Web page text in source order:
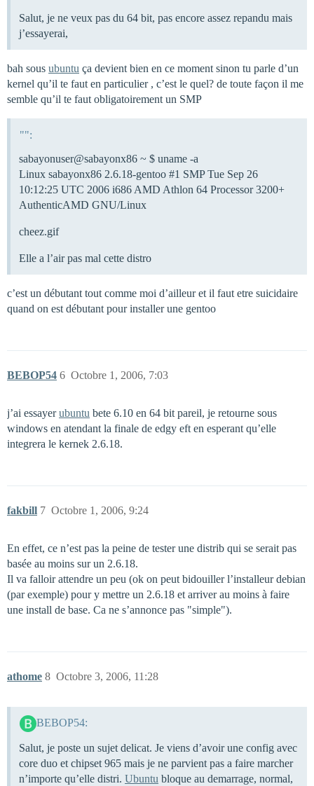
Salut, je ne veux pas du 64 bit, pas encore assez repandu mais
j’essayerai,
bah sous ubuntu ça devient bien en ce moment sinon tu parle d’un
kernel qu’il te faut en particulier , c’est le quel? de toute façon il me
semble qu’il te faut obligatoirement un SMP
"":
sabayonuser@sabayonx86 ~ $ uname -a
Linux sabayonx86 2.6.18-gentoo #1 SMP Tue Sep 26
10:12:25 UTC 2006 i686 AMD Athlon 64 Processor 3200+
AuthenticAMD GNU/Linux
cheez.gif
Elle a l’air pas mal cette distro
c’est un débutant tout comme moi d’ailleur et il faut etre suicidaire
quand on est débutant pour installer une gentoo
BEBOP54 Octobre 1, 2006, 7:03
6
j’ai essayerubuntu bete 6.10 en 64 bit pareil, je retourne sous
windows en atendant la finale de edgy eft en esperant qu’elle
integrera le kernek 2.6.18.
fakbill Octobre 1, 2006, 9:24
7
En effet, ce n’est pas la peine de tester une distrib qui se serait pas
basée au moins sur un 2.6.18.
Il va falloir attendre un peu (ok on peut bidouiller l’installeur debian
(par exemple) pour y mettre un 2.6.18 et arriver au moins à faire
une install de base. Ca ne s’annonce pas "simple").
athome Octobre 3, 2006, 11:28
8
BEBOP54:
Salut, je poste un sujet delicat. Je viens d’avoir une config avec
core duo et chipset 965 mais je ne parvient pas a faire marcher
n’importe qu’elle distri. Ubuntu bloque au demarrage, normal,